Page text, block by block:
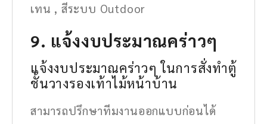
เทน , สีระบบ Outdoor
9. แจ้งงบประมาณคร่าวๆ
แจ้งงบประมาณคร่าวๆ ในการสั่งทำตู้
ชั้นวางรองเท้าไม้หน้าบ้าน
สามารถปรึกษาทีมงานออกแบบก่อนได้